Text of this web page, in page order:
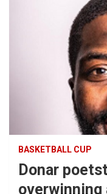
BASKETBALL CUP
Donar
overwinning